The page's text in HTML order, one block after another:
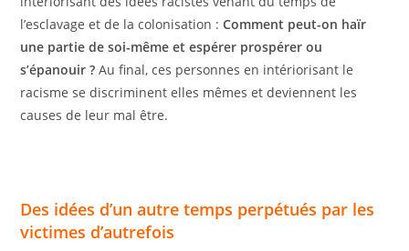
l’esclavage et de la colonisation :Comment peut-on haïr
une partie de soi-même et espérer prospérer ou
s’épanouir ? Au final, ces personnes en intériorisant le
racisme se discriminent elles mêmes et deviennent les
causes de leur mal être.
Des idées d’un autre temps perpétués par les
victimes d’autrefois